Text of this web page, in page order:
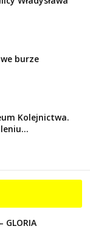
burze
Kolejnictwa.
GLORIA